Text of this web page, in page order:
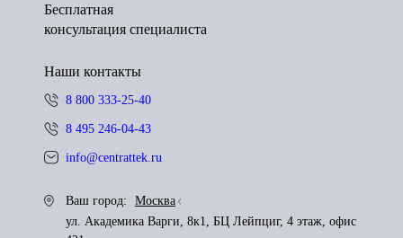
Бесплатная
консультация специалиста
Наши контакты
8 800 333-25-40
8 495 246-04-43
info@centrattek.ru
Ваш город:
Москва
ул. Академика Варги, 8к1, БЦ Лейпциг, 4 этаж, офис